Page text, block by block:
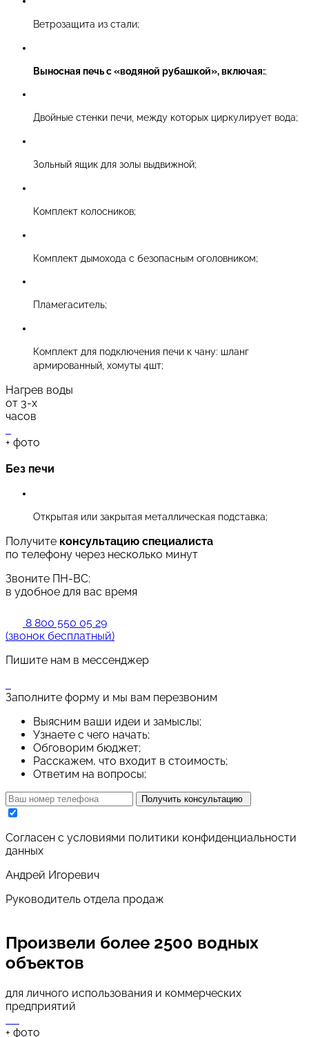
Ветрозащита из стали;
Выносная печь с «водяной рубашкой», включая:;
Двойные стенки печи, между которых циркулирует вода;
Зольный ящик для золы выдвижной;
Комплект колосников;
Комплект дымохода с безопасным оголовником;
Пламегаситель;
Комплект для подключения печи к чану: шланг
армированный, хомуты 4шт;
Нагрев воды
от 3-х
часов
+ фото
Без печи
Открытая или закрытая металлическая подставка;
Получите консультацию специалиста
по телефону через несколько минут
Звоните ПН-ВС:
в удобное для вас время
8 800 550 05 29
(звонок бесплатный)
Пишите нам в мессенджер
Заполните форму и мы вам перезвоним
Выясним ваши идеи и замыслы;
Узнаете с чего начать;
Обговорим бюджет;
Расскажем, что входит в стоимость;
Ответим на вопросы;
Получить консультацию
Cогласен с условиями политики конфиденциальности
данных
Андрей Игоревич
Руководитель отдела продаж
Произвели более 2500 водных
объектов
для личного использования и коммерческих
предприятий
+ фото